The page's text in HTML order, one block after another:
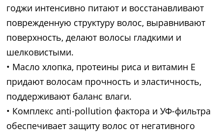
годжи интенсивно питают и восстанавливают
поврежденную структуру волос, выравнивают
поверхность, делают волосы гладкими и
шелковистыми.
• Масло хлопка, протеины риса и витамин Е
придают волосам прочность и эластичность,
поддерживают баланс влаги.
• Комплекс anti-pollution фактора и УФ-фильтра
обеспечивает защиту волос от негативного